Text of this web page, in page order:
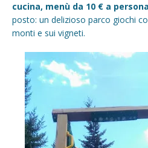
cucina, menù da 10 € a
posto: un delizioso parco giochi
monti e sui vigneti.